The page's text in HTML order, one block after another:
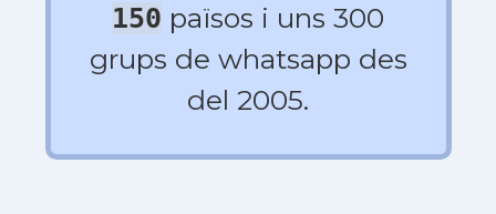
150 països i uns 300
grups de whatsapp des
del 2005.